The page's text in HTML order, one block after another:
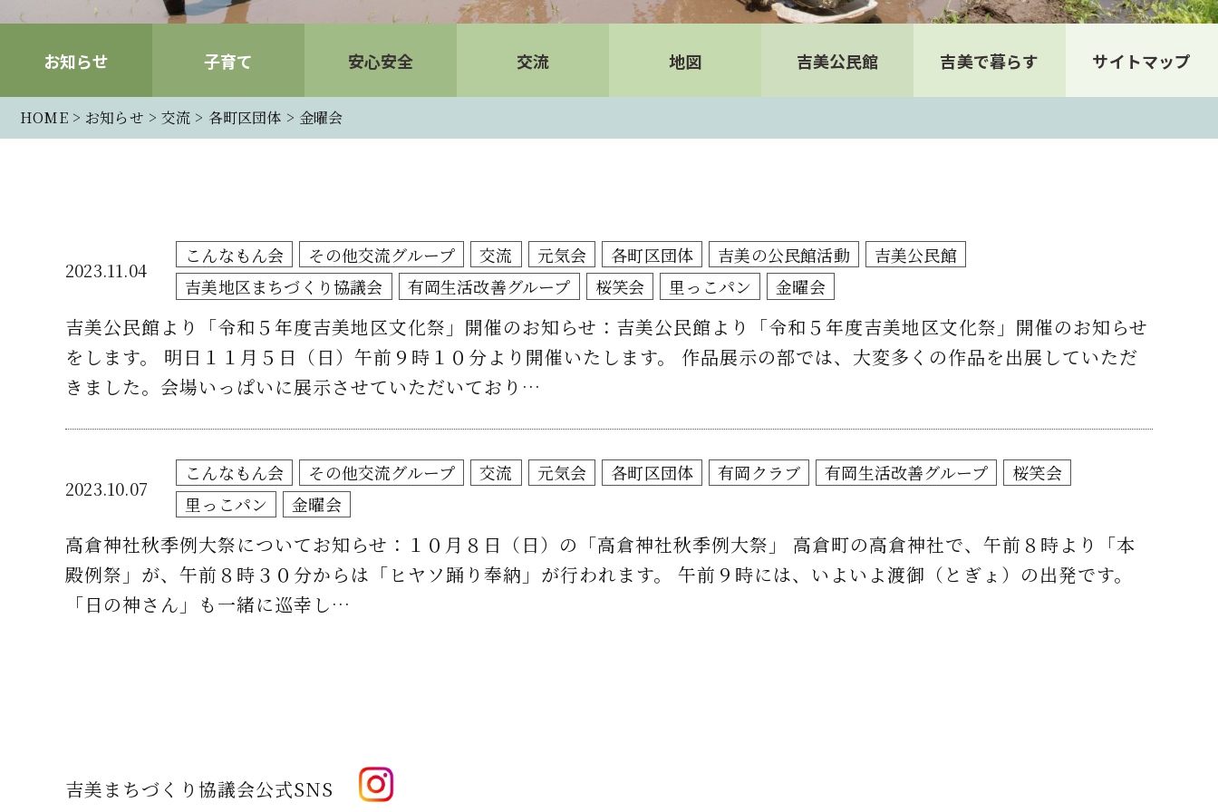
お知らせ 子育て 安心安全 交流 地図 吉美公民館 吉美で暮らす サイトマップ
HOME お知らせ 交流 各町区団体 金曜会
2023.11.04
こんなもん会 その他交流グループ 交流 元気会 各町区団体 吉美の公民館活動
吉美公民館
吉美地区まちづくり協議会
有岡生活改善グループ 桜笑会 里っこパン 金曜会
吉美公民館より「令和５年度吉美地区文化祭」開催のお知らせ：吉美公民館より「令和５年度吉美地区文化祭」開催のお知らせ
をします。 明日１１月５日（日）午前９時１０分より開催いたします。 作品展示の部では、大変多くの作品を出展していただ
きました。会場いっぱいに展示させていただいており…
2023.10.07
こんなもん会 その他交流グループ 交流 元気会 各町区団体 有岡クラブ 有岡生活改善グループ
桜笑会
里っこパン
金曜会
高倉神社秋季例大祭についてお知らせ：１０月８日（日）の「高倉神社秋季例大祭」 高倉町の高倉神社で、午前８時より「本
殿例祭」が、午前８時３０分からは「ヒヤソ踊り奉納」が行われます。 午前９時には、いよいよ渡御（とぎょ）の出発です。
「日の神さん」も一緒に巡幸し…
吉美まちづくり協議会公式SNS